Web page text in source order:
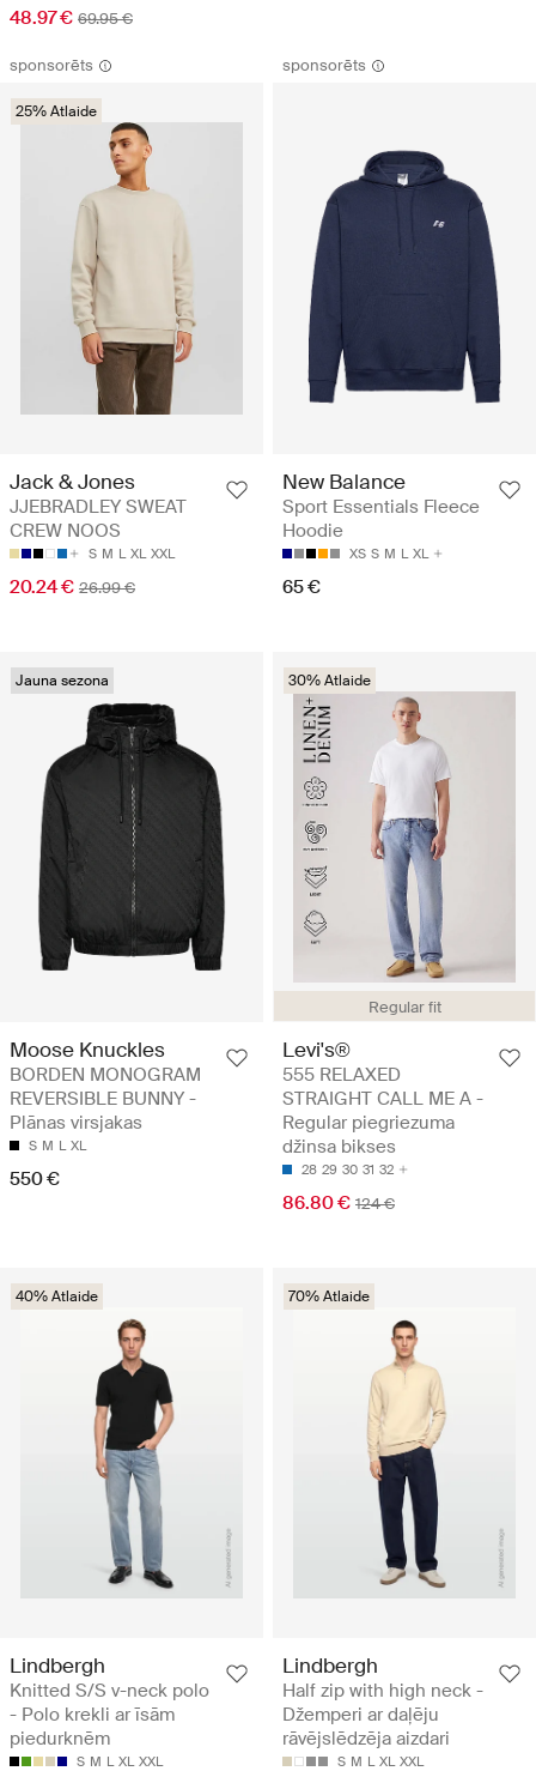
48.97 € 69.95 €
sponsorēts
25% Atlaide
Jack & Jones
JJEBRADLEY SWEAT
CREW NOOS
S M L XL XXL
20.24 € 26.99 €
sponsorēts
New Balance
Sport Essentials Fleece
Hoodie
XS S M L XL
65 €
Jauna sezona
Moose Knuckles
BORDEN MONOGRAM
REVERSIBLE BUNNY -
Plānas virsjakas
S M L XL
550 €
Regular fit
30% Atlaide
Levi's®
555 RELAXED
STRAIGHT CALL ME A -
Regular piegriezuma
džinsa bikses
28 29 30 31 32
86.80 € 124 €
40% Atlaide
Lindbergh
Knitted S/S v-neck polo
- Polo krekli ar īsām
piedurknēm
S M L XL XXL
70% Atlaide
Lindbergh
Half zip with high neck -
Džemperi ar daļēju
rāvējslēdzēja aizdari
S M L XL XXL